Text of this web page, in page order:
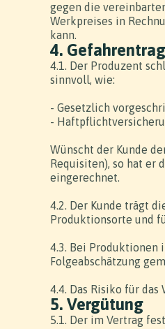
gegen die
Werkpreises in
kann.
4.
4.1. Der Produzent
sinnvoll, wie:
- Gesetzlich
-
Wünscht der Kunde
Requisiten), so hat er
eingerechnet.
4.2. Der Kunde trägt
Produktionsorte und
4.3. Bei Produktionen
Folgeabschätzung
4.4. Das Risiko für
5. Vergütung
5.1. Der im Vertrag